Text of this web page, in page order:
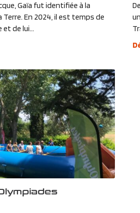
Gaïa fut identifiée à la
Terre. En 2024, il est temps de
de lui...